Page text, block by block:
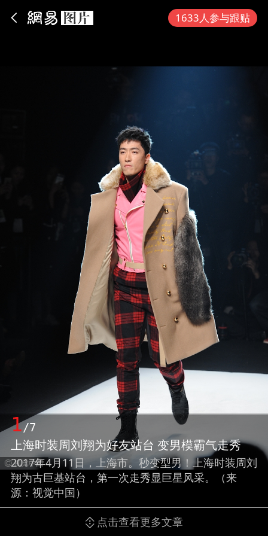
1633人参与跟贴
1/7
上海时装周刘翔为好友站台 变男模霸气走秀
2017年4月11日，上海市。秒变型男！上海时装周刘
翔为古巨基站台，第一次走秀显巨星风采。（来
源：视觉中国）
点击查看更多文章